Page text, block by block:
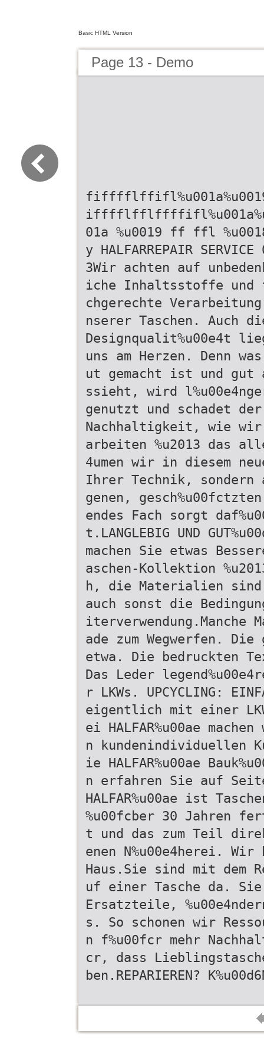
Basic HTML Version
Page 13 - Demo
01a %u0019 ff ffl
y HALFARREPAIR SERVICE
3Wir achten auf
iche Inhaltsstoffe und
chgerechte
nserer Taschen. Auch
Designqualit%u00e4t
uns am Herzen. Denn
ut gemacht ist und gut
ssieht, wird
genutzt und schadet
Nachhaltigkeit, wie wir
arbeiten %u2013 das
4umen wir in diesem
Ihrer Technik, sondern
genen,
endes Fach sorgt
t.LANGLEBIG UND
machen Sie etwas
aschen-Kollektion
h, die Materialien sind
auch sonst die
ade zum Wegwerfen. Die
etwa. Die bedruckten
Das Leder
r LKWs. UPCYCLING:
eigentlich mit einer
ei HALFAR%u00ae
n kundenindividuellen
ie HALFAR%u00ae
n erfahren Sie auf
HALFAR%u00ae ist
%u00fcber 30 Jahren
t und das zum Teil
enen N%u00e4herei.
Haus.Sie sind mit dem
uf einer Tasche da. Sie
Ersatzteile,
s. So schonen wir
n f%u00fcr mehr
cr, dass